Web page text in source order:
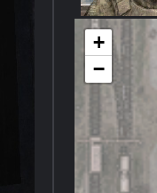
+
−